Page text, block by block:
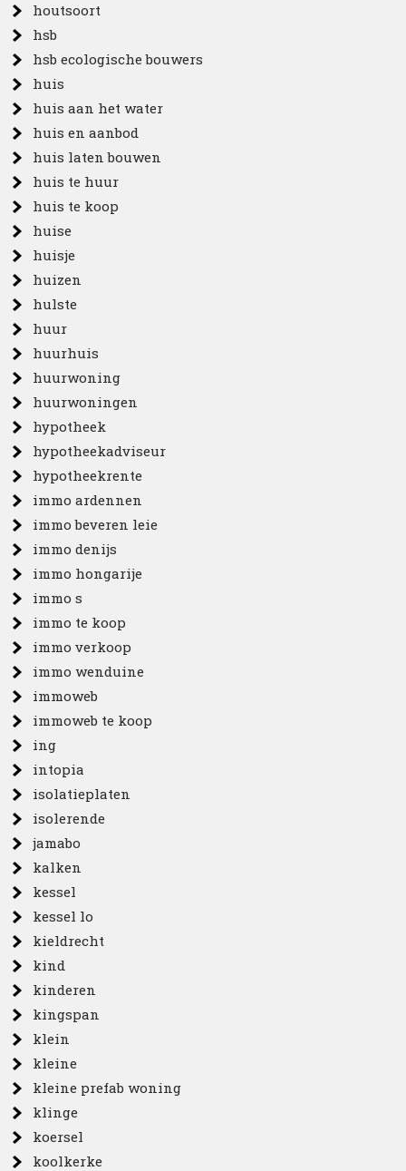
houtsoort
hsb
hsb ecologische bouwers
huis
huis aan het water
huis en aanbod
huis laten bouwen
huis te huur
huis te koop
huise
huisje
huizen
hulste
huur
huurhuis
huurwoning
huurwoningen
hypotheek
hypotheekadviseur
hypotheekrente
immo ardennen
immo beveren leie
immo denijs
immo hongarije
immo s
immo te koop
immo verkoop
immo wenduine
immoweb
immoweb te koop
ing
intopia
isolatieplaten
isolerende
jamabo
kalken
kessel
kessel lo
kieldrecht
kind
kinderen
kingspan
klein
kleine
kleine prefab woning
klinge
koersel
koolkerke